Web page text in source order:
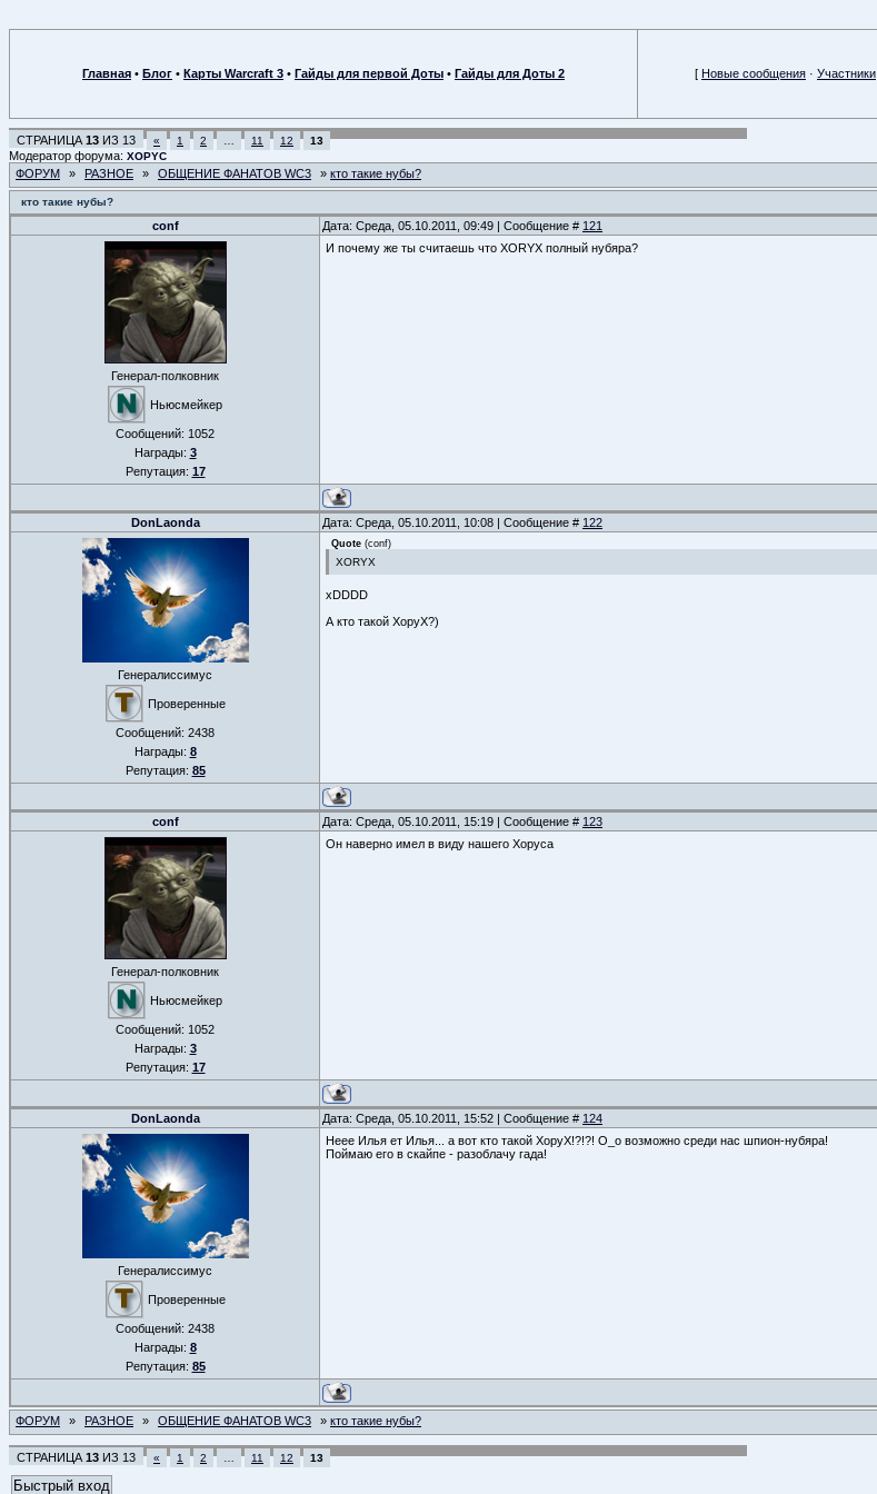
Главная • Блог • Карты Warcraft 3 • Гайды для первой Доты • Гайды для Доты 2 [ Новые сообщения · Участники
СТРАНИЦА 13 ИЗ 13 « 1 2 11 12 13
Модератор форума: XOPYC
ФОРУМ » РАЗНОЕ » ОБЩЕНИЕ ФАНАТОВ WC3 » кто такие нубы?
кто такие нубы?
conf Дата: Среда, 05.10.2011, 09:49 | Сообщение # 121
Генерал-полковник
Ньюсмейкер
Сообщений: 1052
Награды: 3
Репутация: 17
И почему же ты считаешь что XORYX полный нубяра?
DonLaonda Дата: Среда, 05.10.2011, 10:08 | Сообщение # 122
Генералиссимус
Проверенные
Сообщений: 2438
Награды: 8
Репутация: 85
Quote (conf)
XORYX
xDDDD
А кто такой ХоруХ?)
conf Дата: Среда, 05.10.2011, 15:19 | Сообщение # 123
Генерал-полковник
Ньюсмейкер
Сообщений: 1052
Награды: 3
Репутация: 17
Он наверно имел в виду нашего Хоруса
DonLaonda Дата: Среда, 05.10.2011, 15:52 | Сообщение # 124
Генералиссимус
Проверенные
Сообщений: 2438
Награды: 8
Репутация: 85
Неее Илья ет Илья... а вот кто такой ХоруХ!?!?! О_о возможно среди нас шпион-нубяра!
Поймаю его в скайпе - разоблачу гада!
ФОРУМ » РАЗНОЕ » ОБЩЕНИЕ ФАНАТОВ WC3 » кто такие нубы?
СТРАНИЦА 13 ИЗ 13 « 1 2 11 12 13